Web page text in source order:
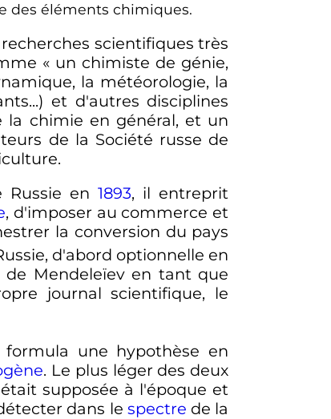
des éléments chimiques.
scientifiques très
« un chimiste de génie,
la météorologie, la
et d'autres disciplines
chimie en général, et un
de la Société russe de
Russie en1893, il entreprit
, d'imposer au commerce et
la conversion du pays
d'abord optionnelle en
de Mendeleïev en tant que
journal scientifique, le
une hypothèse en
. Le plus léger des deux
supposée à l'époque et
dans le spectre de la